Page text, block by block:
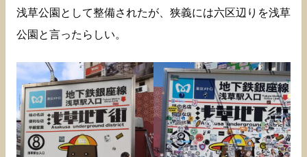
浅草公園として整備されたが、狭義には六区辺りを浅草
公園と言ったらしい。